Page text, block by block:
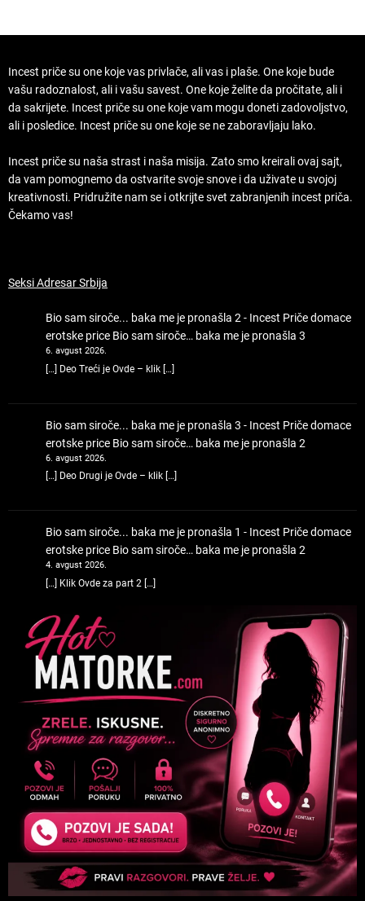
Incest priče su one koje vas privlače, ali vas i plaše. One koje bude
vašu radoznalost, ali i vašu savest. One koje želite da pročitate, ali i
da sakrijete. Incest priče su one koje vam mogu doneti zadovoljstvo,
ali i posledice. Incest priče su one koje se ne zaboravljaju lako.
Incest priče su naša strast i naša misija. Zato smo kreirali ovaj sajt,
da vam pomognemo da ostvarite svoje snove i da uživate u svojoj
kreativnosti. Pridružite nam se i otkrijte svet zabranjenih incest priča.
Čekamo vas!
Seksi Adresar Srbija
Bio sam siroče... baka me je pronašla 2 - Incest Priče domace
erotske price Bio sam siroče… baka me je pronašla 3
6. avgust 2026.
[…] Deo Treći je Ovde – klik […]
Bio sam siroče... baka me je pronašla 3 - Incest Priče domace
erotske price Bio sam siroče… baka me je pronašla 2
6. avgust 2026.
[…] Deo Drugi je Ovde – klik […]
Bio sam siroče... baka me je pronašla 1 - Incest Priče domace
erotske price Bio sam siroče… baka me je pronašla 2
4. avgust 2026.
[…] Klik Ovde za part 2 […]